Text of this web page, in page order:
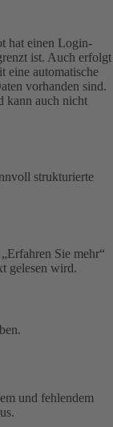
hat einen Login-
ist. Auch erfolgt
eine automatische
vorhanden sind.
kann auch nicht
strukturierte
Sie mehr“
gelesen wird.
und fehlendem